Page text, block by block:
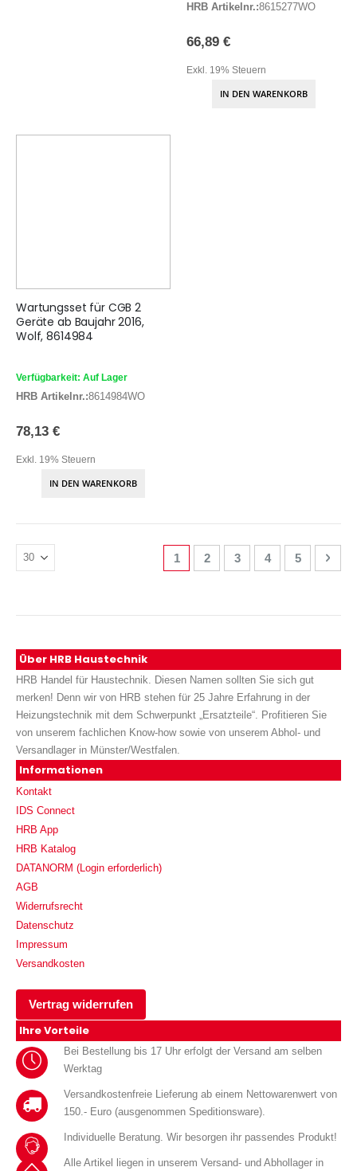
HRB Artikelnr.:8615277WO
66,89 €
Exkl. 19% Steuern
IN DEN WARENKORB
Wartungsset für CGB 2
Geräte ab Baujahr 2016,
Wolf, 8614984
Verfügbarkeit: Auf Lager
HRB Artikelnr.:8614984WO
78,13 €
Exkl. 19% Steuern
IN DEN WARENKORB
SeiteSie lesen gerade Seite
1 Seite
2 Seite
3 Seite
4 Seite
5 Seite
Über HRB Haustechnik
HRB Handel für Haustechnik. Diesen Namen sollten Sie sich gut
merken! Denn wir von HRB stehen für 25 Jahre Erfahrung in der
Heizungstechnik mit dem Schwerpunkt „Ersatzteile“. Profitieren Sie
von unserem fachlichen Know-how sowie von unserem Abhol- und
Versandlager in Münster/Westfalen.
Informationen
Kontakt
IDS Connect
HRB App
HRB Katalog
DATANORM (Login erforderlich)
AGB
Widerrufsrecht
Datenschutz
Impressum
Versandkosten
Vertrag widerrufen
Ihre Vorteile
Bei Bestellung bis 17 Uhr erfolgt der Versand am selben
Werktag
Versandkostenfreie Lieferung ab einem Nettowarenwert von
150.- Euro (ausgenommen Speditionsware).
Individuelle Beratung. Wir besorgen ihr passendes Produkt!
Alle Artikel liegen in unserem Versand- und Abhollager in